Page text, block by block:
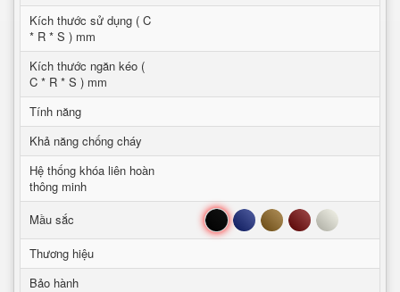
Kích thước sử dụng ( C
* R * S ) mm
Kích thước ngăn kéo (
C * R * S ) mm
Tính năng
Khả năng chống cháy
Hệ thống khóa liên hoàn
thông minh
Mầu sắc
Đen Xanh Nâu Đỏ Trắng
Thương hiệu
Bảo hành